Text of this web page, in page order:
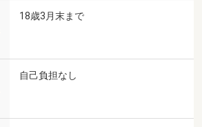
18歳3月末まで
自己負担なし